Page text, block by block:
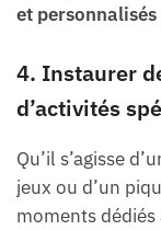
et personnalisés
4. Instaurer
d’activités
Qu’il s’agisse
jeux ou d’un
moments